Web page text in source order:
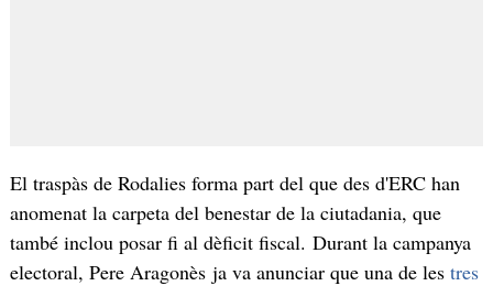
El traspàs de Rodalies forma part del que des d'ERC han
anomenat la carpeta del benestar de la ciutadania, que
també inclou posar fi al dèficit fiscal. Durant la campanya
electoral, Pere Aragonès ja va anunciar que una de les tres